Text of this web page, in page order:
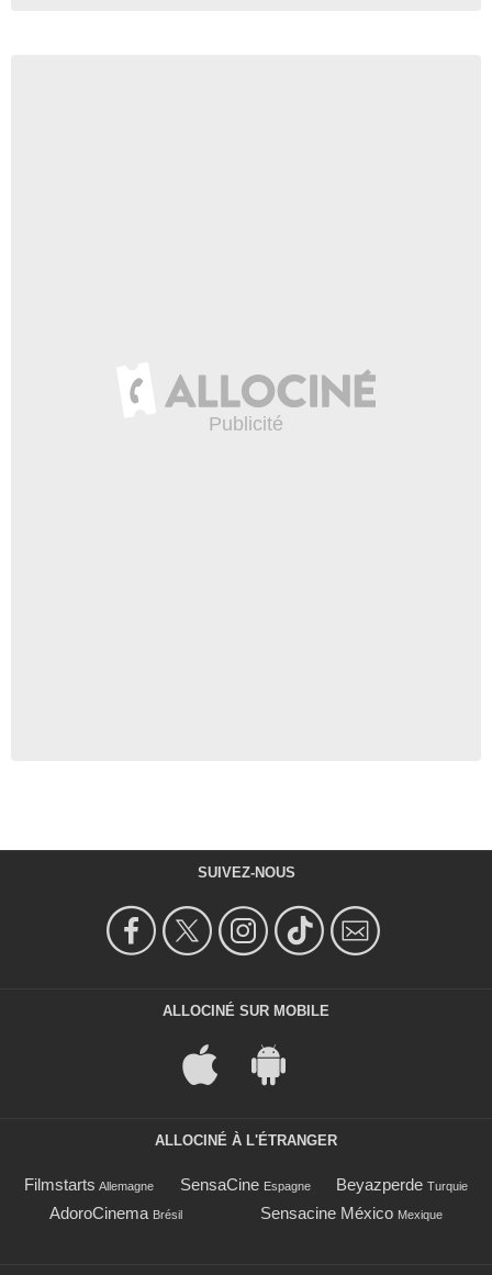
SUIVEZ-NOUS
ALLOCINÉ SUR MOBILE
ALLOCINÉ À L'ÉTRANGER
Filmstarts Allemagne SensaCine Espagne Beyazperde Turquie
AdoroCinema Brésil Sensacine México Mexique